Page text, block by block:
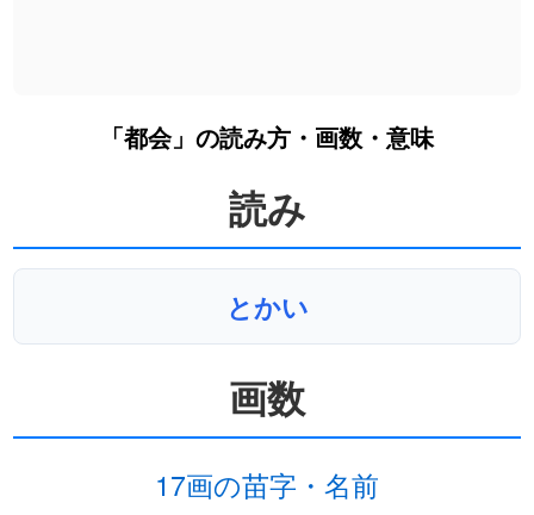
「都会」の読み方・画数・意味
読み
とかい
画数
17画の苗字・名前